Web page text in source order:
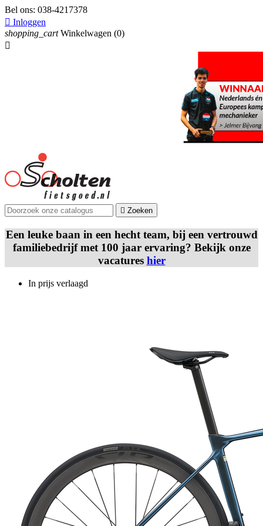
Bel ons: 038-4217378
 Inloggen
shopping_cart Winkelwagen (0)

 Zoeken
Een leuke baan in een hecht team, bij een vertrouwd
familiebedrijf met 100 jaar ervaring? Bekijk onze
vacatures hier
In prijs verlaagd